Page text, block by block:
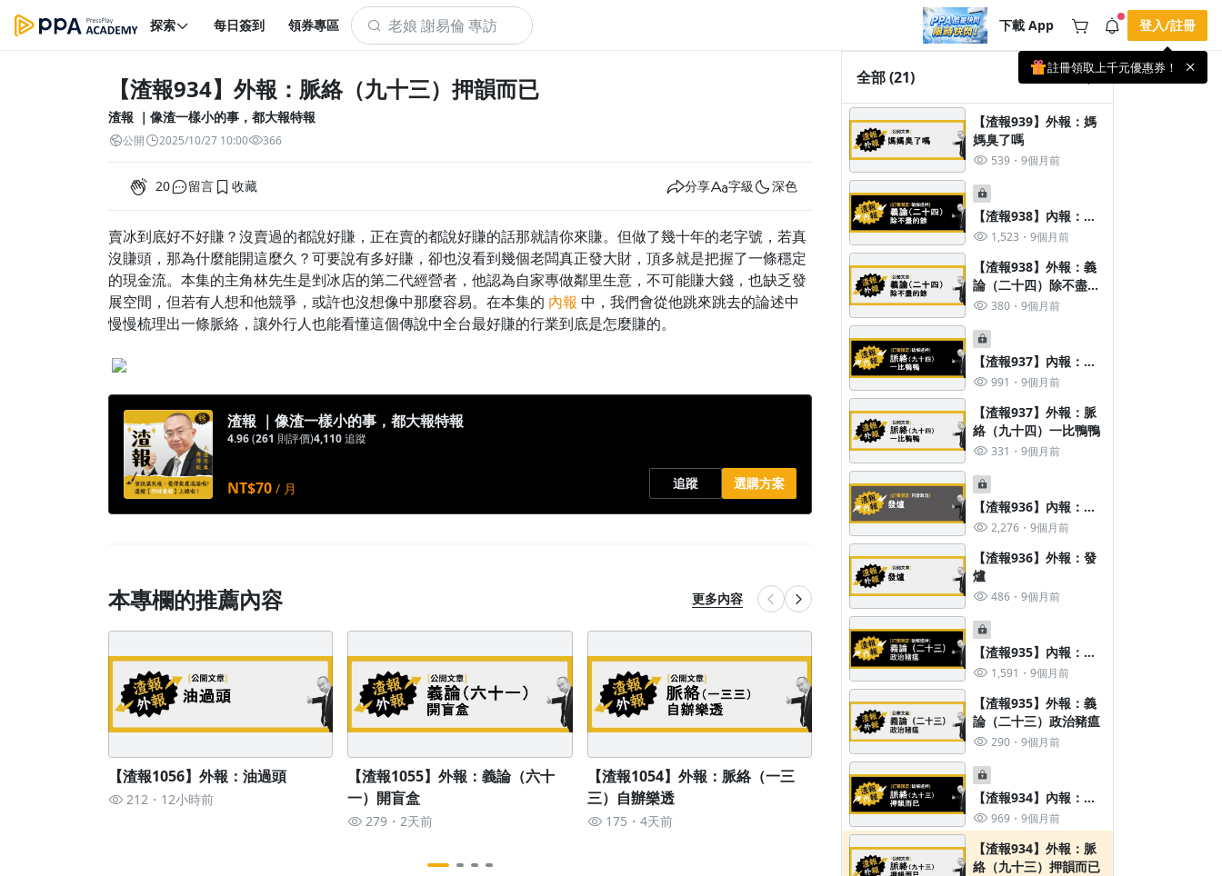
探索 每日簽到 領券專區 下載 App
下載 APP 領取獎勵，隨時吸收新知識
手機掃描下載
🌞 PPA 避暑津貼．冷氣房升級｜
期間快閃活動
🥵 酷暑限時快閃｜單筆滿 NT$2,500 現
折 NT$300、再贈最高 2% 點數回饋！
🚀 酷暑來襲．偷偷在冷氣房升級 📈
⭐️ 【冷氣房進修 限時開跑】◾單筆滿
NT$2,500 現折 NT$300◾活動期間：即
日起 - 8/13（只有一週）-📣 酷暑季好康
\ 再加碼 /→ 點數回饋無上限🔥購買任一
課程 or 訂閱✅ 消費即享回饋 1% 點數
✅ 滿 $5,000 回饋 2% 點數🎁 此為 PPA
官方帳號 Line@ 專屬活動，加入好友👉
享有「渠道專屬活動」及「個人化推
播」！
3 天前
查看全部
登入/註冊
註冊領取上千元優惠券！
【渣報934】外報：脈絡（九十三）押韻而已
渣報 ｜像渣一樣小的事，都大報特報
公開 2025/10/27 10:00 366
20 留言 收藏 分享 字級 深色
賣冰到底好不好賺？沒賣過的都說好賺，正在賣的都說好賺的話那就請你來賺。但做了幾十年的老字號，若真
沒賺頭，那為什麼能開這麼久？可要說有多好賺，卻也沒看到幾個老闆真正發大財，頂多就是把握了一條穩定
的現金流。本集的主角林先生是剉冰店的第二代經營者，他認為自家專做鄰里生意，不可能賺大錢，也缺乏發
展空間，但若有人想和他競爭，或許也沒想像中那麼容易。在本集的 內報 中，我們會從他跳來跳去的論述中
慢慢梳理出一條脈絡，讓外行人也能看懂這個傳說中全台最好賺的行業到底是怎麼賺的。
渣報 ｜像渣一樣小的事，都大報特報
4.96(261 則評價)4,110追蹤
NT$70 / 月 追蹤 選購方案
本專欄的推薦內容 更多內容
【渣報1056】外報：油過頭
212 12小時前
【渣報1055】外報：義論（六十
一）開盲盒
279 2天前
【渣報1054】外報：脈絡（一三
三）自辦樂透
175 4天前
【渣報1053】外報：還敢倒閣啊
354 1週前
總統的賽道
全部(21)
【渣報939】外報：媽
媽臭了嗎
539 9個月前
【渣報938】內報：義
論（二十四）除不盡的
1,523 9個月前
【渣報938】外報：義
論（二十四）除不盡的
餘 380 9個月前
【渣報937】內報：脈
絡（九十四）一比鴨鴨
991 9個月前
【渣報937】外報：脈
絡（九十四）一比鴨鴨
331 9個月前
【渣報936】內報：發
爐 2,276 9個月前
【渣報936】外報：發
爐
486 9個月前
【渣報935】內報：義
論（二十三）政治豬瘟
1,591 9個月前
【渣報935】外報：義
論（二十三）政治豬瘟
290 9個月前
【渣報934】內報：脈
絡（九十三）押韻而已
969 9個月前
【渣報934】外報：脈
絡（九十三）押韻而已